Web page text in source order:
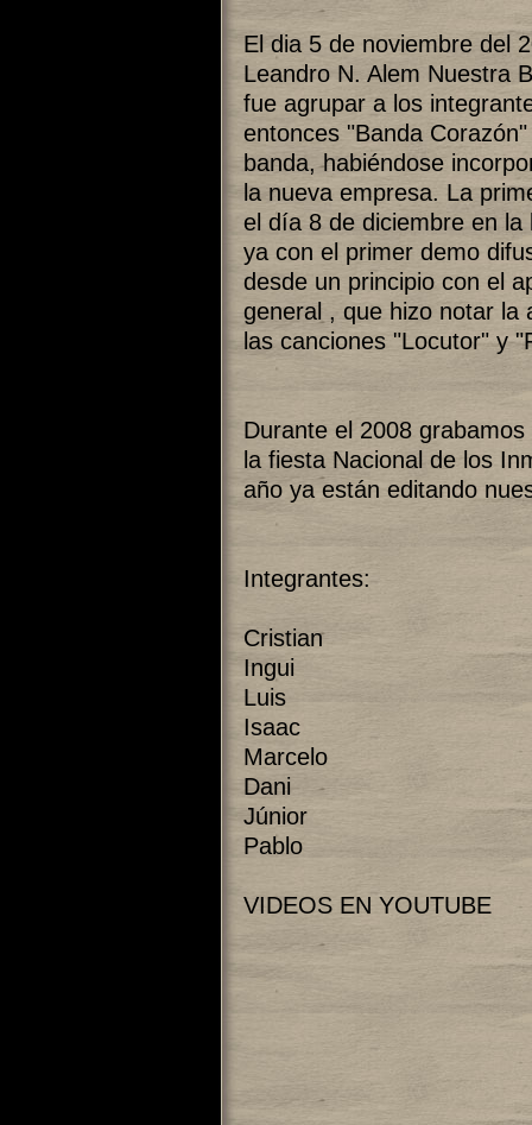
El dia 5 de noviembre del
Leandro N. Alem Nuestra
fue agrupar a los
entonces "Banda
banda, habiéndose
la nueva empresa. La
el día 8 de diciembre en
ya con el primer demo
desde un principio con el
general , que hizo notar la
las canciones "Locutor" y
Durante el 2008
la fiesta Nacional de los
año ya están editando
Integrantes:
Cristian
Ingui
Luis
Isaac
Marcelo
Dani
Júnior
Pablo
VIDEOS EN YOUTUBE